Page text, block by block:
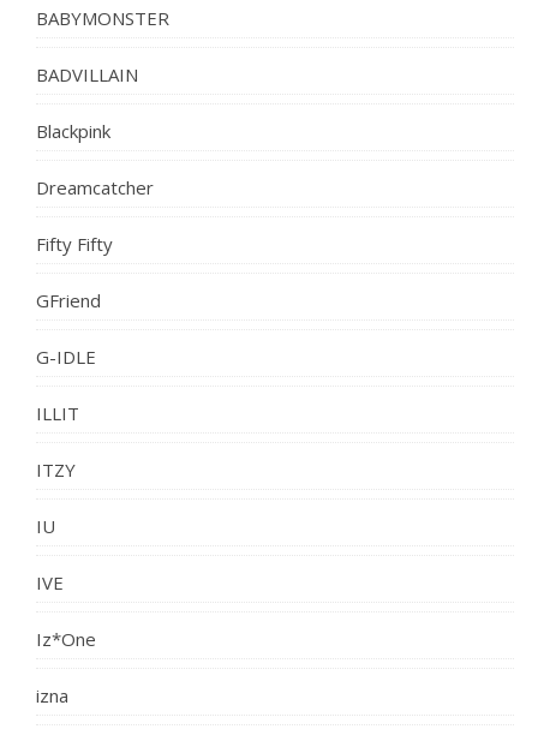
BABYMONSTER
BADVILLAIN
Blackpink
Dreamcatcher
Fifty Fifty
GFriend
G-IDLE
ILLIT
ITZY
IU
IVE
Iz*One
izna